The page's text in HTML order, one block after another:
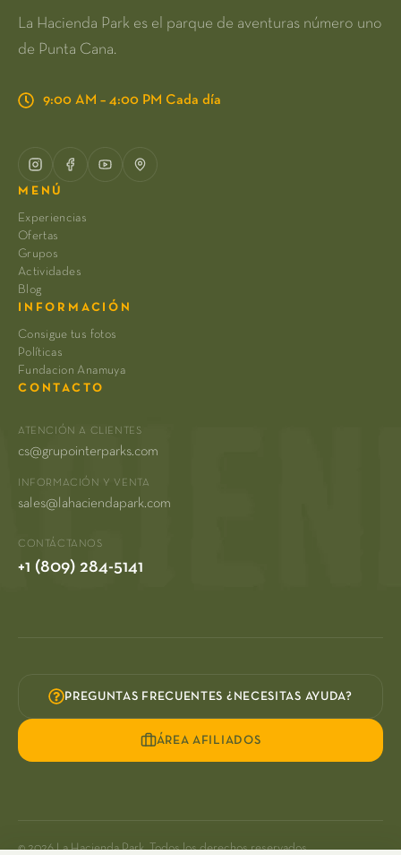
La Hacienda Park es el parque de aventuras número uno
de Punta Cana.
9:00 AM – 4:00 PM Cada día
MENÚ
Experiencias
Ofertas
Grupos
Actividades
Blog
INFORMACIÓN
Consigue tus fotos
Políticas
Fundacion Anamuya
CONTACTO
ATENCIÓN A CLIENTES
cs@grupointerparks.com
INFORMACIÓN Y VENTA
sales@lahaciendapark.com
CONTÁCTANOS
+1 (809) 284-5141
PREGUNTAS FRECUENTES ¿NECESITAS AYUDA?
ÁREA AFILIADOS
© 2026 La Hacienda Park. Todos los derechos reservados.